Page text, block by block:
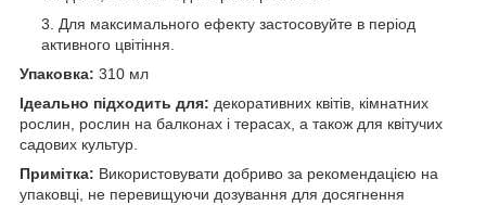
Для максимального ефекту застосовуйте в період
активного цвітіння.
Упаковка: 310 мл
Ідеально підходить для: декоративних квітів, кімнатних
рослин, рослин на балконах і терасах, а також для квітучих
садових культур.
Примітка: Використовувати добриво за рекомендацією на
упаковці, не перевищуючи дозування для досягнення